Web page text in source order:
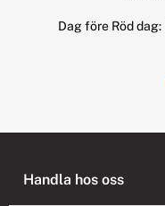
Dag före Röd
Handla hos oss